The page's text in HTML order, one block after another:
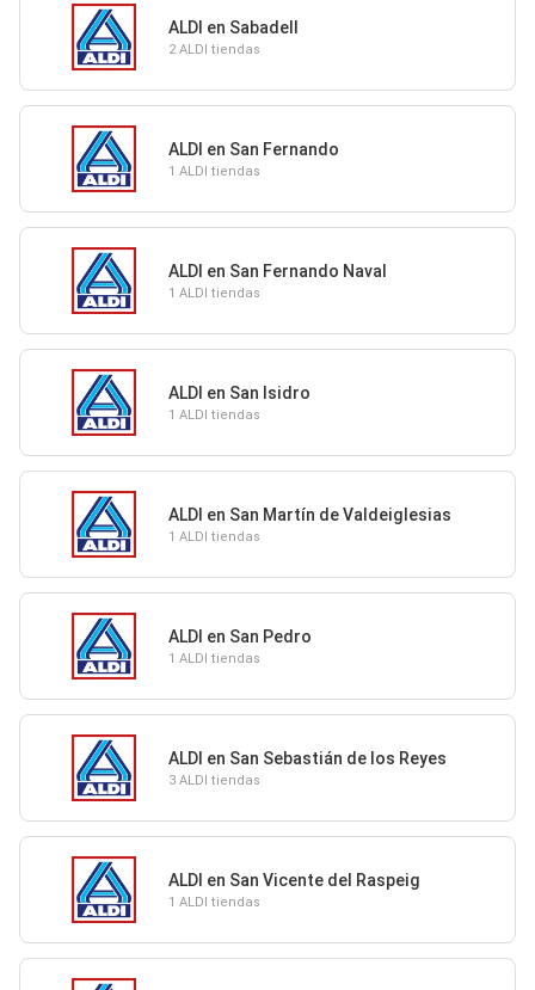
ALDI en Sabadell
2 ALDI tiendas
ALDI en San Fernando
1 ALDI tiendas
ALDI en San Fernando Naval
1 ALDI tiendas
ALDI en San Isidro
1 ALDI tiendas
ALDI en San Martín de Valdeiglesias
1 ALDI tiendas
ALDI en San Pedro
1 ALDI tiendas
ALDI en San Sebastián de los Reyes
3 ALDI tiendas
ALDI en San Vicente del Raspeig
1 ALDI tiendas